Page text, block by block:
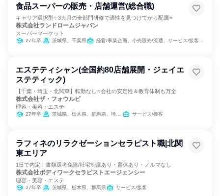
食品スーパーの販売・店舗運営(総合職)
キャリア選択型✨3カ月の全部門研修で適性を見つけてから配属⭐
株式会社ランドロームジャパン
スーパーマーケット
27年卒 茨城県、千葉県 経営/事業企画、小売販売/流通、サービス/接客、SCM/生産管理/購買/物流、人事、商品企画
エステティシャン(全国約80店舗展開・ジェイエ
ステティック)
【千葉・埼玉・北関東】転勤なし⭐会社の安定性＆教育体制も万全
株式会社ザ・フォウルビ
理容・美容・エステ
27年卒 茨城県、栃木県、群馬県、埼玉県、千葉県 サービス/接客
ラフィネのリラクゼーションセラピスト職|北関
東エリア
1日で内定！書類選考免除/社宅制度あり・育休あり・ノルマなし
株式会社ボディワークセラピストエージェンシー
理容・美容・エステ
27年卒 茨城県、栃木県、群馬県 サービス/接客